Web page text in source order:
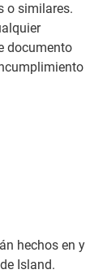
o similares.
documento
hechos en y
Island.